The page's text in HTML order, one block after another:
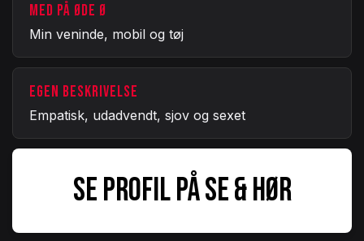
MED PÅ ØDE Ø
Min veninde, mobil og tøj
EGEN BESKRIVELSE
Empatisk, udadvendt, sjov og sexet
SE PROFIL PÅ SE & HØR